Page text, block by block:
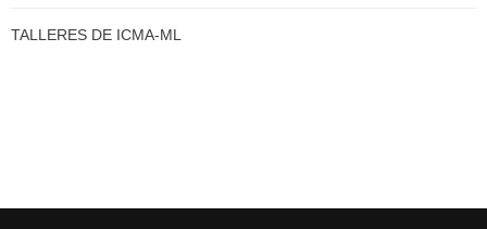
TALLERES DE ICMA-ML